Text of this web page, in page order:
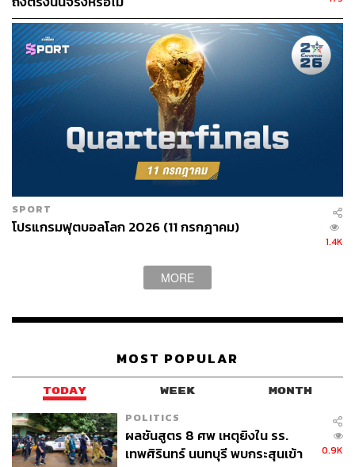
SPORT
โปรแกรมฟุตบอลโลก 2026 (11 กรกฎาคม)
1.4K
MORE
MOST POPULAR
TODAY WEEK MONTH
POLITICS
ผลชันสูตร 8 ศพ เหตุยิงใน รร.
เทพศิรินทร์ นนทบุรี พบกระสุนเข้า
0.9K